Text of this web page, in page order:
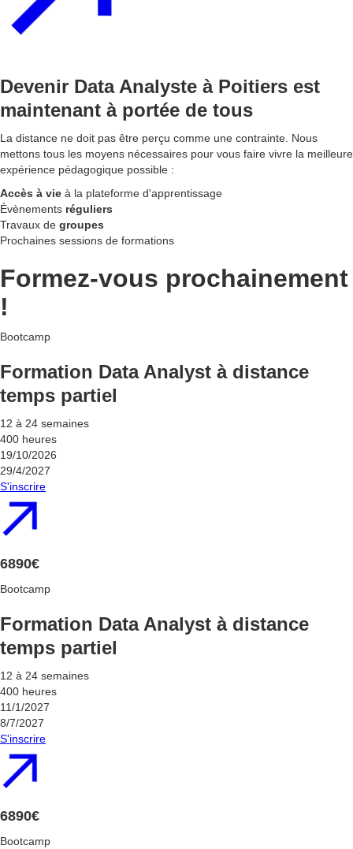
Devenir Data Analyste à Poitiers est
maintenant à portée de tous
La distance ne doit pas être perçu comme une contrainte. Nous
mettons tous les moyens nécessaires pour vous faire vivre la meilleure
expérience pédagogique possible :
Accès à vie à la plateforme d'apprentissage
Évènements réguliers
Travaux de groupes
Prochaines sessions de formations
Formez-vous prochainement
!
Bootcamp
Formation Data Analyst à distance
temps partiel
12 à 24 semaines
400 heures
19/10/2026
29/4/2027
S'inscrire
6890€
Bootcamp
Formation Data Analyst à distance
temps partiel
12 à 24 semaines
400 heures
11/1/2027
8/7/2027
S'inscrire
6890€
Bootcamp